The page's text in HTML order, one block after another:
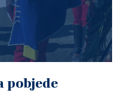
pobjede